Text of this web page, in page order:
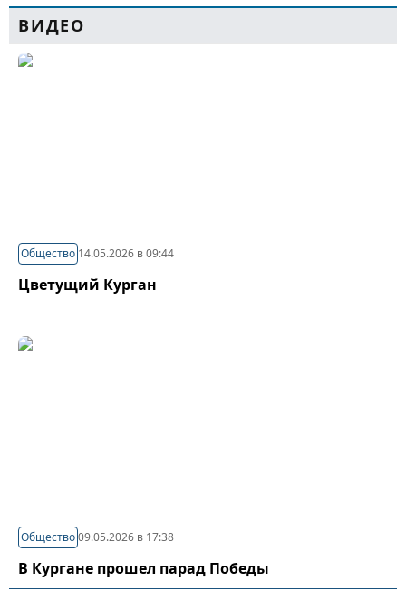
ВИДЕО
Общество 14.05.2026 в 09:44
Цветущий Курган
Общество09.05.2026 в 17:38
В Кургане прошел парад Победы